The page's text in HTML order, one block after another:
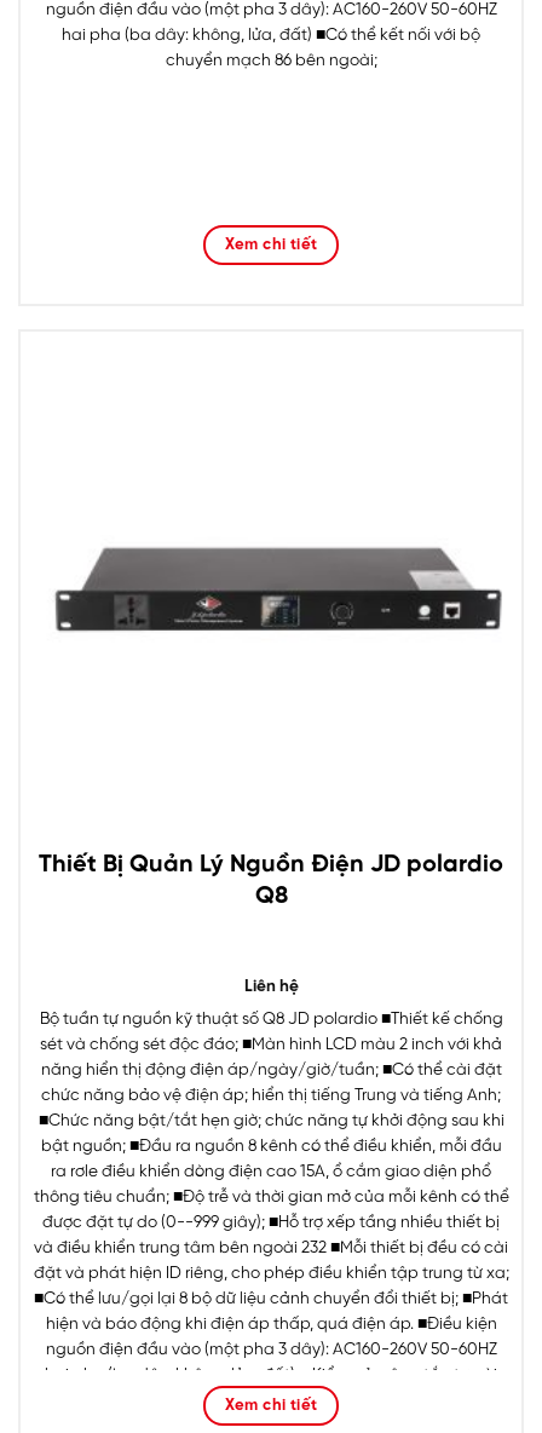
nguồn điện đầu vào (một pha 3 dây): AC160-260V 50-60HZ
hai pha (ba dây: không, lửa, đất) ■Có thể kết nối với bộ
chuyển mạch 86 bên ngoài;
Xem chi tiết
Thiết Bị Quản Lý Nguồn Điện JD polardio
Q8
Liên hệ
Bộ tuần tự nguồn kỹ thuật số Q8 JD polardio ■Thiết kế chống
sét và chống sét độc đáo; ■Màn hình LCD màu 2 inch với khả
năng hiển thị động điện áp/ngày/giờ/tuần; ■Có thể cài đặt
chức năng bảo vệ điện áp; hiển thị tiếng Trung và tiếng Anh;
■Chức năng bật/tắt hẹn giờ; chức năng tự khởi động sau khi
bật nguồn; ■Đầu ra nguồn 8 kênh có thể điều khiển, mỗi đầu
ra rơle điều khiển dòng điện cao 15A, ổ cắm giao diện phổ
thông tiêu chuẩn; ■Độ trễ và thời gian mở của mỗi kênh có thể
được đặt tự do (0--999 ​​​​giây); ■Hỗ trợ xếp tầng nhiều thiết bị
và điều khiển trung tâm bên ngoài 232 ■Mỗi thiết bị đều có cài
đặt và phát hiện ID riêng, cho phép điều khiển tập trung từ xa;
■Có thể lưu/gọi lại 8 bộ dữ liệu cảnh chuyển đổi thiết bị; ■Phát
hiện và báo động khi điện áp thấp, quá điện áp. ■Điều kiện
nguồn điện đầu vào (một pha 3 dây): AC160-260V 50-60HZ
hai pha (ba dây: không, lửa, đất) ■ Kiểu mở: công tắc tự cài
đặt lại (chạm nhẹ để bật, nhấn lâu trong 3 giây để tắt); ■
Bảng điều khiển bên ngoài 86 tùy chọn;
Xem chi tiết